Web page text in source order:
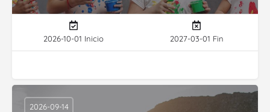
2026-10-01 Inicio 2027-03-01 Fin
2026-09-14